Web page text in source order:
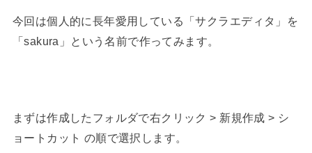
今回は個人的に長年愛用している「サクラエディタ」を
「sakura」という名前で作ってみます。
まずは作成したフォルダで右クリック > 新規作成 > シ
ョートカット の順で選択します。